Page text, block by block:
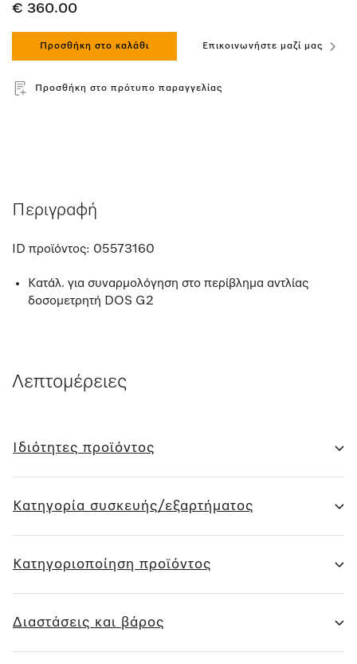
€ 360.00
Προσθήκη στο καλάθι Επικοινωνήστε μαζί μας
Προσθήκη στο πρότυπο παραγγελίας
Περιγραφή
ID προϊόντος: 05573160
Κατάλ. για συναρμολόγηση στο περίβλημα αντλίας
δοσομετρητή DOS G2
Λεπτομέρειες
Ιδιότητες προϊόντος
Κατηγορία συσκευής/εξαρτήματος
Κατηγοριοποίηση προϊόντος
Διαστάσεις και βάρος